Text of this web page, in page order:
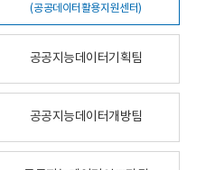
(공공데이터활용지원센터)
공공지능데이터기획팀
공공지능데이터개방팀